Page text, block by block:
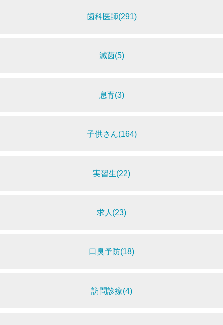
歯科医師(291)
滅菌(5)
息育(3)
子供さん(164)
実習生(22)
求人(23)
口臭予防(18)
訪問診療(4)